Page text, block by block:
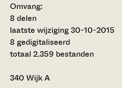
Omvang:
8 delen
laatste wijziging 30-10-2015
8 gedigitaliseerd
totaal 2.359 bestanden
340 Wijk A